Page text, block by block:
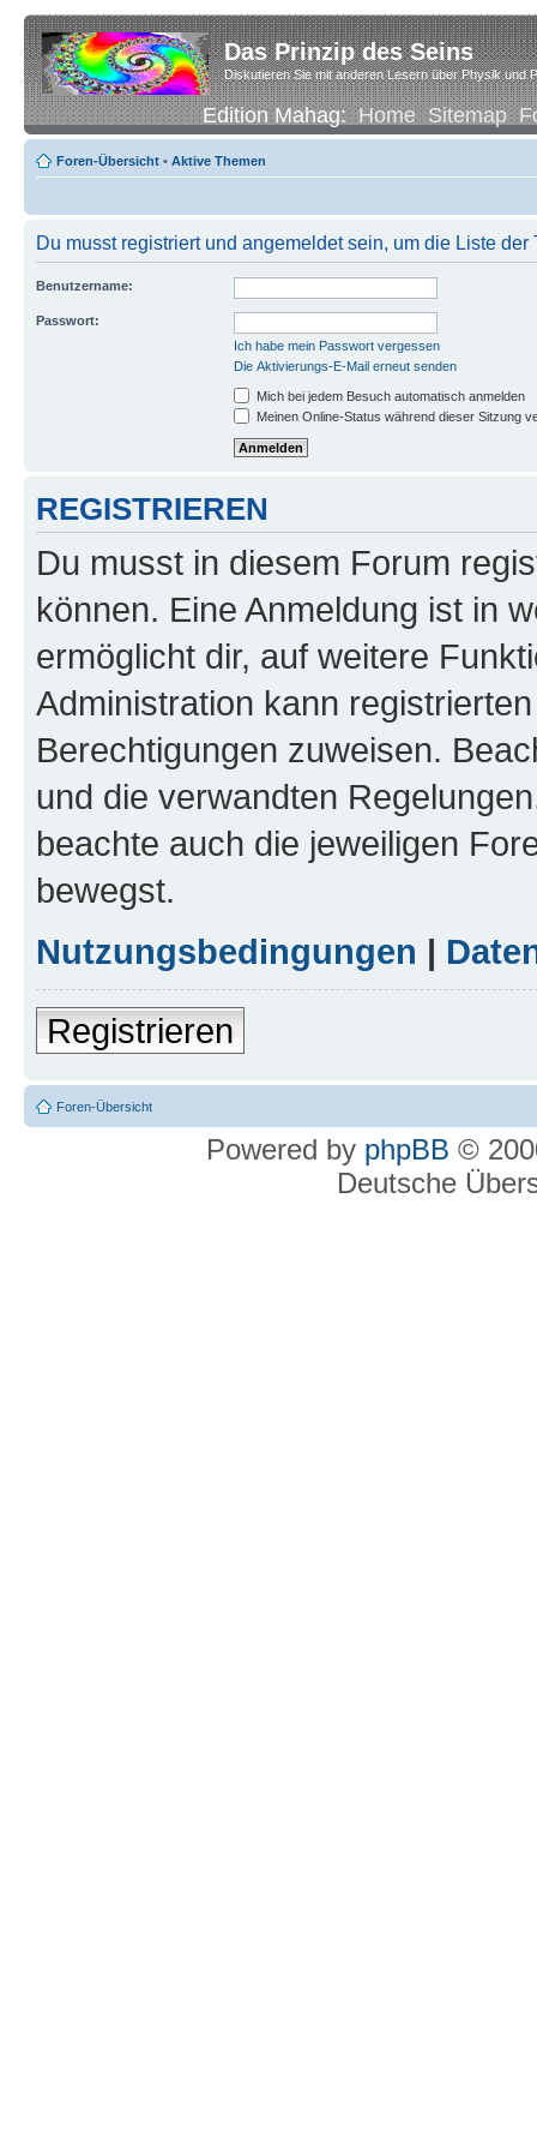
Das Prinzip des Seins
Diskutieren Sie mit anderen Lesern über Physik und
Edition Mahag:Home Sitemap
Foren-Übersicht • Aktive Themen
Du musst registriert und angemeldet sein, um die Liste
Benutzername:
Passwort:
Ich habe mein Passwort vergessen
Die Aktivierungs-E-Mail erneut senden
Mich bei jedem Besuch automatisch anmelden
Meinen Online-Status während dieser Sitzung
REGISTRIEREN
Du musst in diesem Forum
können. Eine Anmeldung ist in
ermöglicht dir, auf weitere
Administration kann
Berechtigungen zuweisen.
und die verwandten
beachte auch die jeweiligen
bewegst.
Nutzungsbedingungen |
Registrieren
Foren-Übersicht
Powered by phpBB ©
Deutsche